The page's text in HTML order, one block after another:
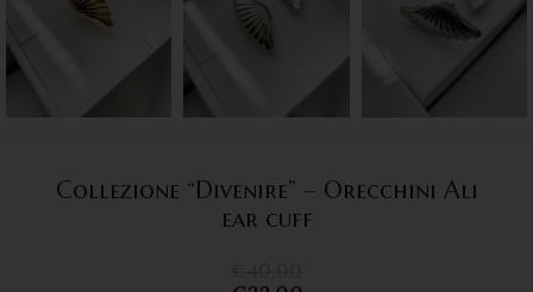
Collezione “Divenire” – Orecchini Ali
ear cuff